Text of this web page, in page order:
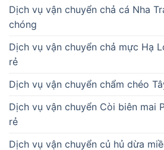
Dịch vụ vận chuyển chả cá Nha
chóng
Dịch vụ vận chuyển chả mực Hạ
rẻ
Dịch vụ vận chuyển chẩm chéo
Dịch vụ vận chuyển Còi biên mai
rẻ
Dịch vụ vận chuyển củ hủ dừa